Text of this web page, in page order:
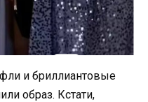
и бриллиантовые
образ. Кстати,